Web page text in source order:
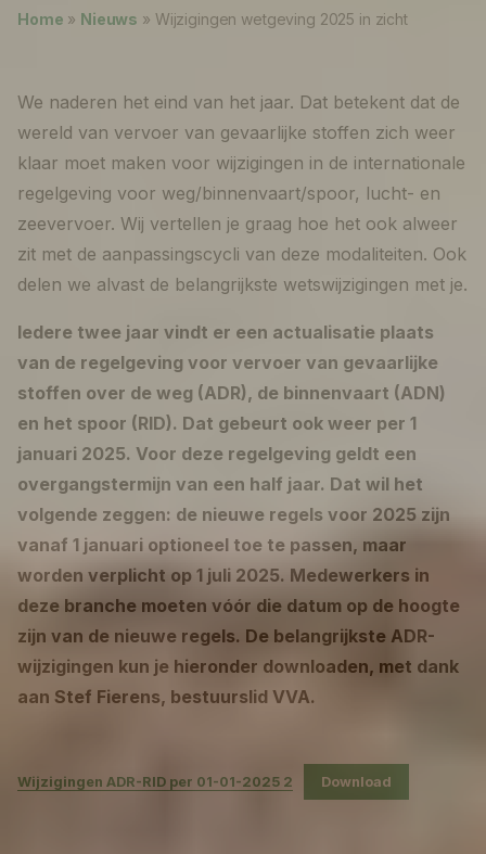
Home » Nieuws » Wijzigingen wetgeving 2025 in zicht
We naderen het eind van het jaar. Dat betekent dat de
wereld van vervoer van gevaarlijke stoffen zich weer
klaar moet maken voor wijzigingen in de internationale
regelgeving voor weg/binnenvaart/spoor, lucht- en
zeevervoer. Wij vertellen je graag hoe het ook alweer
zit met de aanpassingscycli van deze modaliteiten. Ook
delen we alvast de belangrijkste wetswijzigingen met je.
Iedere twee jaar vindt er een actualisatie plaats
van de regelgeving voor vervoer van gevaarlijke
stoffen over de weg (ADR), de binnenvaart (ADN)
en het spoor (RID). Dat gebeurt ook weer per 1
januari 2025. Voor deze regelgeving geldt een
overgangstermijn van een half jaar. Dat wil het
volgende zeggen: de nieuwe regels voor 2025 zijn
vanaf 1 januari optioneel toe te passen, maar
worden verplicht op 1 juli 2025. Medewerkers in
deze branche moeten vóór die datum op de hoogte
zijn van de nieuwe regels. De belangrijkste ADR-
wijzigingen kun je hieronder downloaden, met dank
aan Stef Fierens, bestuurslid VVA.
Wijzigingen ADR-RID per 01-01-2025 2 Download
Nieuws
Werken bij
shopping_cart
Nederlands
English